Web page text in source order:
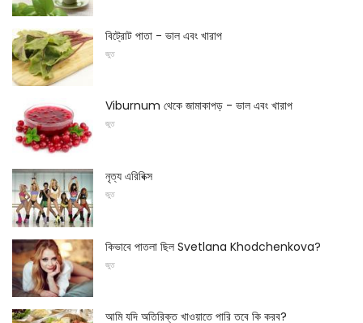
বিট্রোট পাতা - ভাল এবং খারাপ
জুত
Viburnum থেকে জামাকাপড় - ভাল এবং খারাপ
জুত
নৃত্য এরিবিক্স
জুত
কিভাবে পাতলা ছিল Svetlana Khodchenkova?
জুত
আমি যদি অতিরিক্ত খাওয়াতে পারি তবে কি করব?